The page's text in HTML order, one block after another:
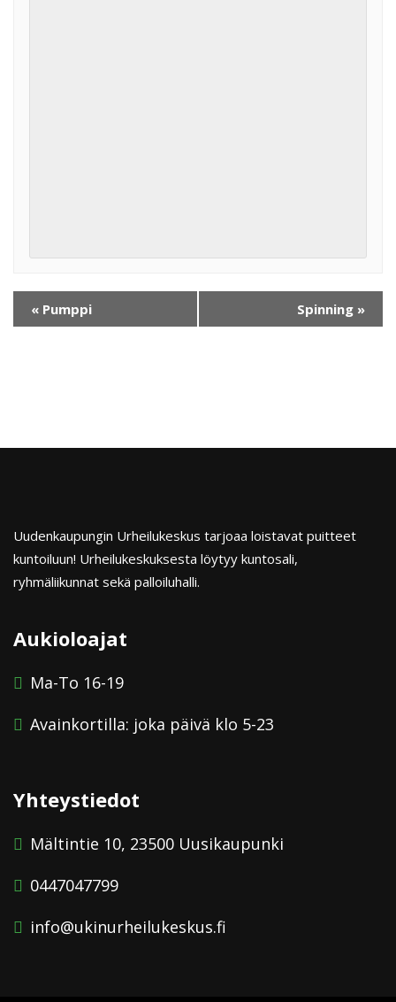
« Pumppi Spinning »
Uudenkaupungin Urheilukeskus tarjoaa loistavat puitteet
kuntoiluun! Urheilukeskuksesta löytyy kuntosali,
ryhmäliikunnat sekä palloiluhalli.
Aukioloajat
Ma-To 16-19
Avainkortilla: joka päivä klo 5-23
Yhteystiedot
Mältintie 10, 23500 Uusikaupunki
0447047799
info@ukinurheilukeskus.fi